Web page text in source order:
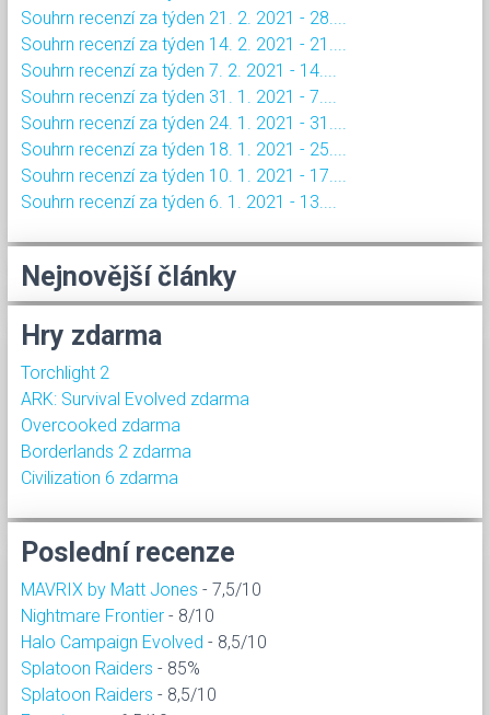
Souhrn recenzí za týden 21. 2. 2021 - 28....
Souhrn recenzí za týden 14. 2. 2021 - 21....
Souhrn recenzí za týden 7. 2. 2021 - 14....
Souhrn recenzí za týden 31. 1. 2021 - 7....
Souhrn recenzí za týden 24. 1. 2021 - 31....
Souhrn recenzí za týden 18. 1. 2021 - 25....
Souhrn recenzí za týden 10. 1. 2021 - 17....
Souhrn recenzí za týden 6. 1. 2021 - 13....
Nejnovější články
Hry zdarma
Torchlight 2
ARK: Survival Evolved zdarma
Overcooked zdarma
Borderlands 2 zdarma
Civilization 6 zdarma
Poslední recenze
MAVRIX by Matt Jones - 7,5/10
Nightmare Frontier - 8/10
Halo Campaign Evolved - 8,5/10
Splatoon Raiders - 85%
Splatoon Raiders - 8,5/10